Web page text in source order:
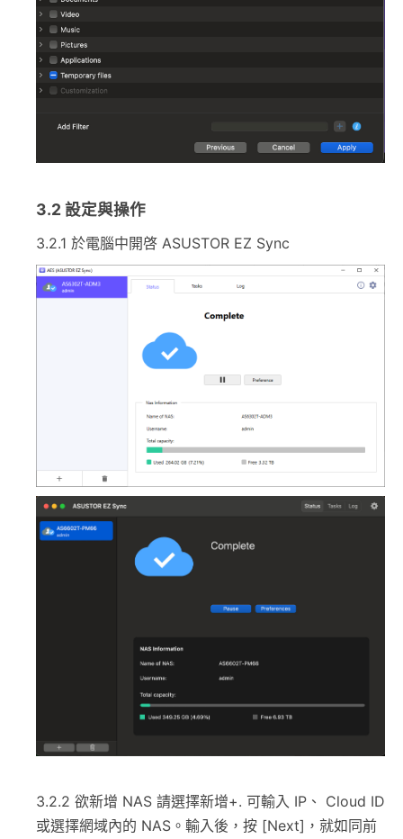
3.2 設定與操作
3.2.1 於電腦中開啓 ASUSTOR EZ Sync
3.2.2 欲新增 NAS 請選擇新增+. 可輸入 IP、 Cloud ID
或選擇網域內的 NAS。輸入後，按 [Next]，就如同前